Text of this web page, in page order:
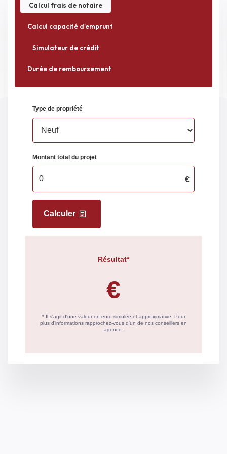
Montant
des dépenses
d'énergie pour un
PIÈCES JUSTIFICATIVES
Diagnostic de
performance
énergétique (10
ans)
Amiante - pour les
constructions
Repérage présence
2
Constat des
2
Calcul frais de notaire
Calcul capacité d'emprunt
Simulateur de crédit
Durée de remboursement